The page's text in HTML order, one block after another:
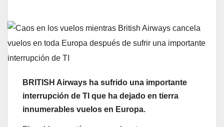
BRITISH Airways ha sufrido una importante
interrupción de TI que ha dejado en tierra
innumerables vuelos en Europa.